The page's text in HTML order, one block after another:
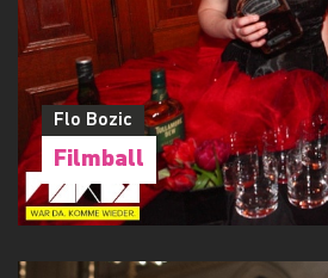
Flo Bozic
Filmball